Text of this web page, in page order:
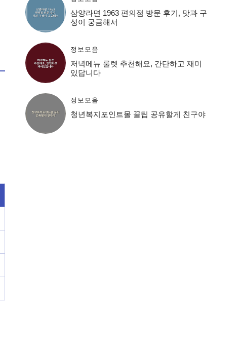
삼양라면 1963 편의점 방문 후기, 맛과 구
성이 궁금해서
정보모음
저녁메뉴 룰렛 추천해요, 간단하고 재미
있답니다
정보모음
청년복지포인트몰 꿀팁 공유할게 친구야